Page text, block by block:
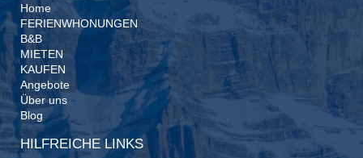
Home
FERIENWHONUNGEN
B&B
MIETEN
KAUFEN
Angebote
Über uns
Blog
HILFREICHE LINKS